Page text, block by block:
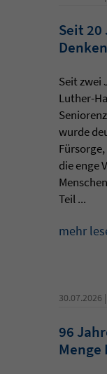
Seit
Seit zwei
Luther-
wurde
die enge
Teil ...
mehr
30.07.2026 |
96
Menge